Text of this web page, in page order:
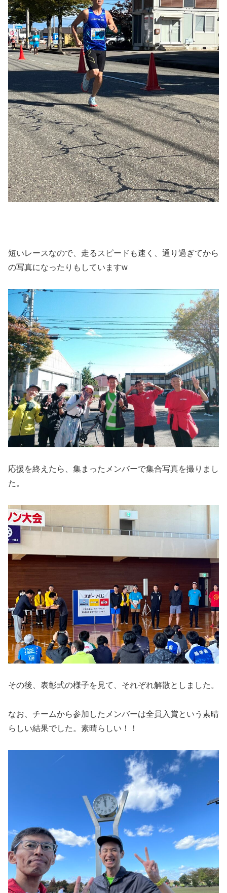
短いレースなので、走るスピードも速く、通り過ぎてから
の写真になったりもしていますw
応援を終えたら、集まったメンバーで集合写真を撮りまし
た。
その後、表彰式の様子を見て、それぞれ解散としました。
なお、チームから参加したメンバーは全員入賞という素晴
らしい結果でした。素晴らしい！！